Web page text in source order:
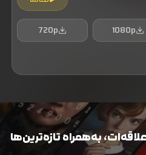
1080p
720p
به‌همراه تازه‌ترین‌ها